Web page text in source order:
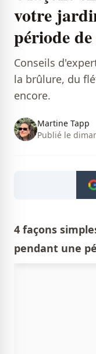
votre
période de
Conseils
la brûlure, du
encore.
Martine Tapp
Publié le
4 façons
pendant une